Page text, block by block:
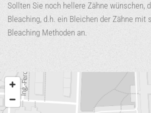
Sollten Sie noch hellere Zähne wünschen,
Bleaching, d.h. ein Bleichen der Zähne mit
Bleaching Methoden an.